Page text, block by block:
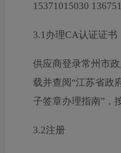
15371015030
3.1办理CA认证证书
供应商登录常州市
载并查阅“江苏省政
子签章办理指南”，
3.2注册